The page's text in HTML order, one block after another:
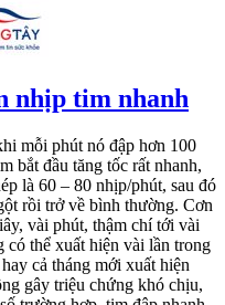
nhịp tim nhanh
mỗi phút nó đập hơn 100
bắt đầu tăng tốc rất nhanh,
là 60 – 80 nhịp/phút, sau đó
rồi trở về bình thường. Cơn
vài phút, thậm chí tới vài
có thể xuất hiện vài lần trong
cả tháng mới xuất hiện
gây triệu chứng khó chịu,